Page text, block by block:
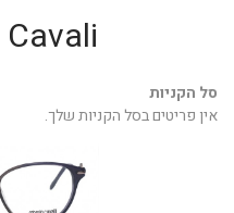
סל הקניות
אין פריטים בסל הקניות שלך.